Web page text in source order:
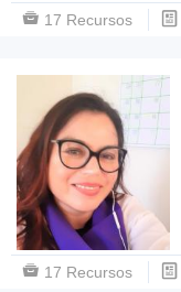
17 Recursos
17 Recursos